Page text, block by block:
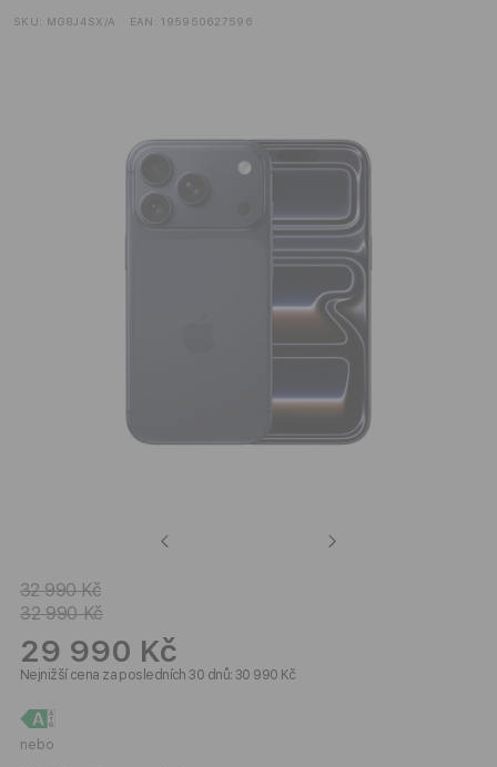
SKU: MG8J4SX/A EAN: 195950627596
Previous Next
32 990 Kč
32 990 Kč
29 990 Kč
Nejnižší cena za posledních 30 dnů: 30 990 Kč
nebo